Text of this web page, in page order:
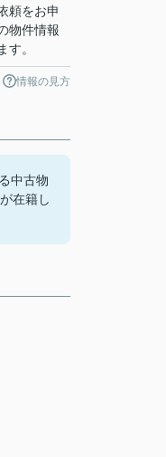
頼をお申
物件情報
す。
情報の見方
中古物
在籍し